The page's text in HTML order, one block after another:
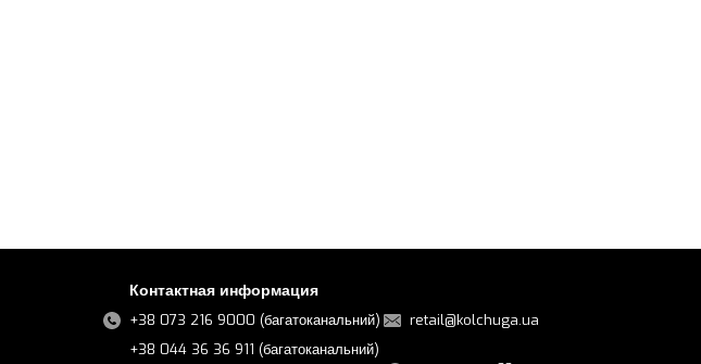
Контактная информация
+38 073 216 9000 (багатоканальний)
+38 044 36 36 911 (багатоканальний)
retail@kolchuga.ua